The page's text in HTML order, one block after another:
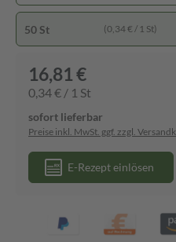
50 St (0,34 € / 1 St)
16,81 €
0,34 € / 1 St
sofort lieferbar
Preise inkl. MwSt. ggf. zzgl.
E-Rezept einlösen